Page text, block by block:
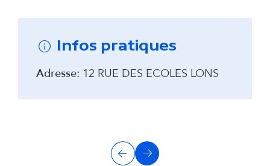
Infos pratiques
Adresse: 12 RUE DES ECOLES LONS
PrécédentSuivant